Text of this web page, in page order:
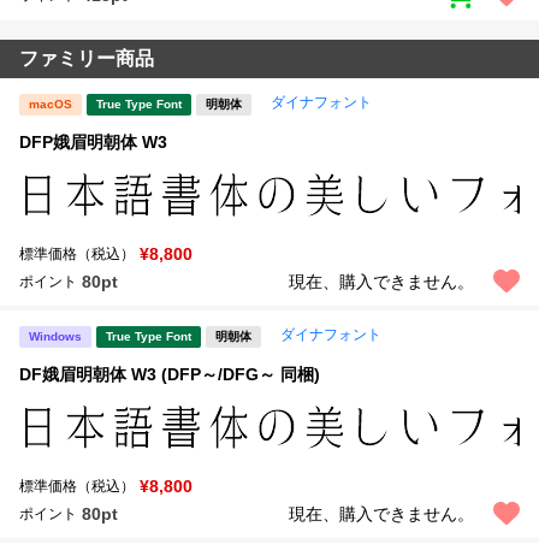
ファミリー商品
macOS True Type Font 明朝体 ダイナフォント
DFP娥眉明朝体 W3
標準価格（税込） ¥8,800
ポイント 80pt 現在、購入できません。
Windows True Type Font 明朝体 ダイナフォント
DF娥眉明朝体 W3 (DFP～/DFG～ 同梱)
標準価格（税込） ¥8,800
ポイント 80pt 現在、購入できません。